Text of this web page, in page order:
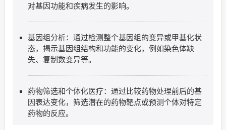
对基因功能和疾病发生的影响。
基因组分析：通过检测整个基因组的变异或甲基化状
态，揭示基因组结构和功能的变化，例如染色体缺
失、复制数变异等。
药物筛选和个体化医疗：通过比较药物处理前后的基
因表达变化，筛选潜在的药物靶点或预测个体对特定
药物的反应。